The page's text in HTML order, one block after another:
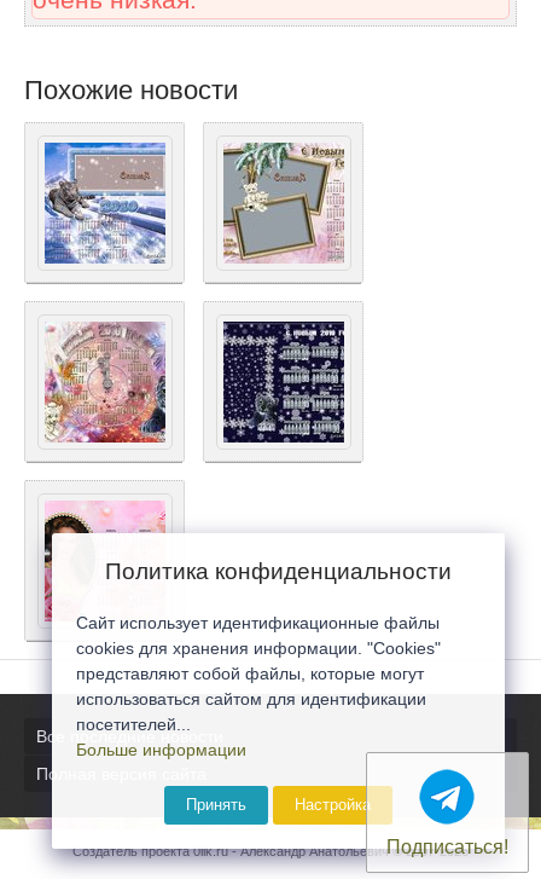
Похожие новости
Все последние новости
Полная версия сайта
Создатель проекта 0lik.ru - Александр Анатольевич © 2007-2026
Подписаться!
Политика конфиденциальности
Сайт использует идентификационные файлы
cookies для хранения информации. "Cookies"
представляют собой файлы, которые могут
использоваться сайтом для идентификации
посетителей...
Больше информации
Принять Настройка